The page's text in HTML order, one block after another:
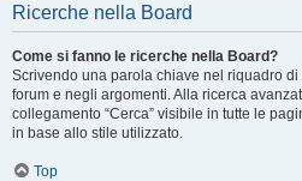
Ricerche nella Board
Come si fanno le ricerche nella Board?
Scrivendo una parola chiave nel riquadro di
forum e negli argomenti. Alla ricerca
collegamento “Cerca” visibile in tutte le
in base allo stile utilizzato.
Top